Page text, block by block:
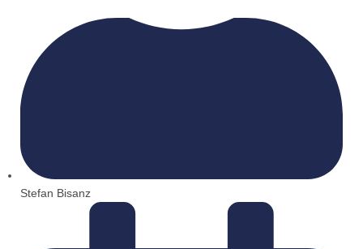
Stefan Bisanz